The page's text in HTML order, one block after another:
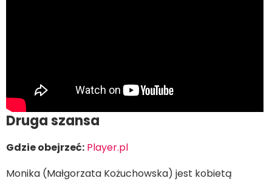
Druga szansa
Gdzie obejrzeć: Player.pl
Monika (Małgorzata Kożuchowska) jest kobietą